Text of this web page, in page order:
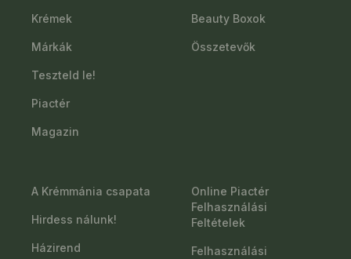
Krémek
Márkák
Teszteld le!
Piactér
Magazin
Beauty Boxok
Összetevők
A Krémmánia csapata
Hirdess nálunk!
Házirend
Online Piactér
Felhasználási
Feltételek
Felhasználási